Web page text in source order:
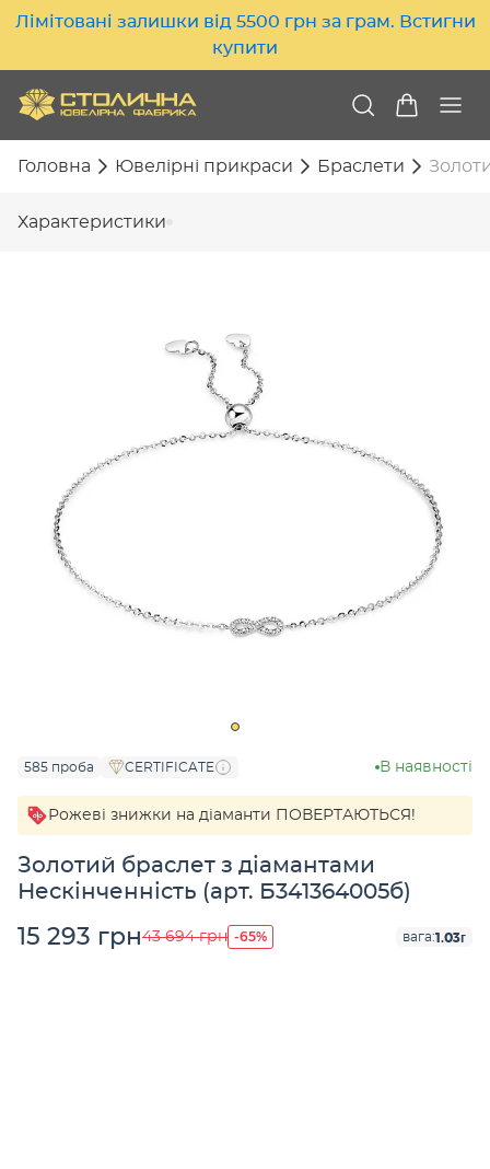
Лімітовані залишки від 5500 грн за грам. Встигни
купити
Головна Ювелірні прикраси Браслети
Характеристики
585 проба CERTIFICATE В наявності
Рожеві знижки на діаманти ПОВЕРТАЮТЬСЯ!
Золотий браслет з діамантами
Нескінченність (арт. Б341364005б)
15 293 грн43 694 грн -65% вага:1.03г